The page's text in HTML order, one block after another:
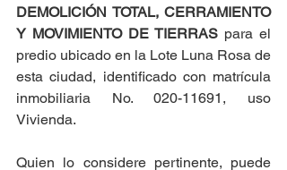
DEMOLICIÓN TOTAL, CERRAMIENTO
Y MOVIMIENTO DE TIERRAS para el
predio ubicado en la Lote Luna Rosa de
esta ciudad, identificado con matrícula
inmobiliaria No. 020-11691, uso
Vivienda.
Quien lo considere pertinente, puede